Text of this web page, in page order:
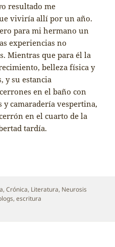
resultado me
viviría allí por un año.
para mi hermano un
experiencias no
Mientras que para él la
belleza física y
y su estancia
en el baño con
y camaradería vespertina,
en el cuarto de la
tardía.
,Crónica, Literatura, Neurosis
,escritura